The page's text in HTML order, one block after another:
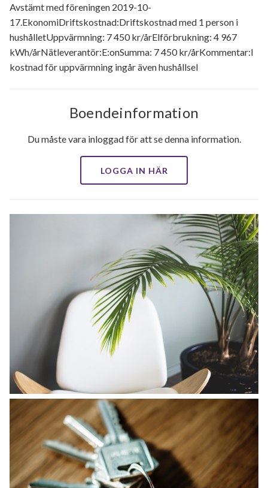
Avstämt med föreningen 2019-10-
17.EkonomiDriftskostnad:Driftskostnad med 1 person i
hushålletUppvärmning: 7 450 kr/årElförbrukning: 4 967
kWh/årNätleverantör:E:onSumma: 7 450 kr/årKommentar:I
kostnad för uppvärmning ingår även hushållsel
Boendeinformation
Du måste vara inloggad för att se denna information.
LOGGA IN HÄR